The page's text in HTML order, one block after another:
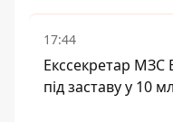
17:44
Екссекретар МЗС
під заставу у 10